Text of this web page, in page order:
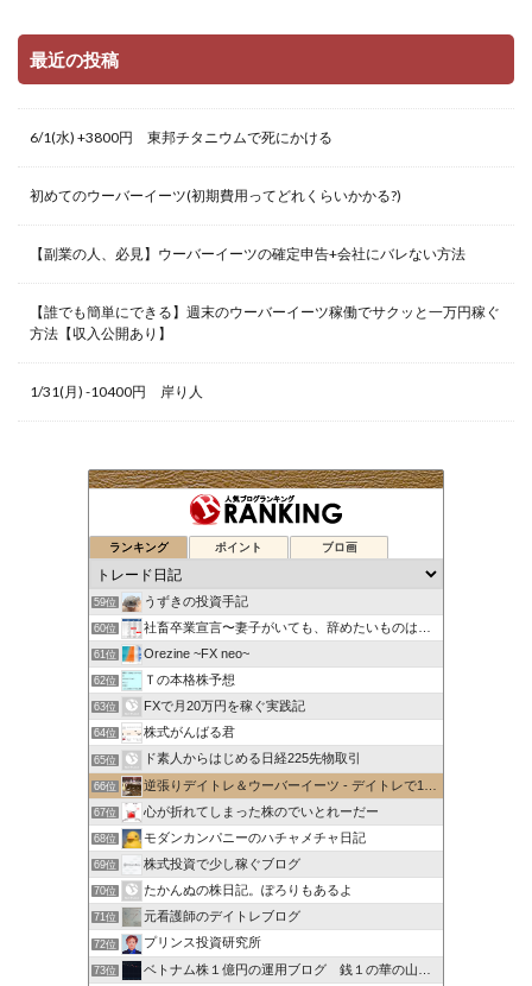
最近の投稿
6/1(水) +3800円 東邦チタニウムで死にかける
初めてのウーバーイーツ(初期費用ってどれくらいかかる?)
【副業の人、必見】ウーバーイーツの確定申告+会社にバレない方法
【誰でも簡単にできる】週末のウーバーイーツ稼働でサクッと一万円稼ぐ
方法【収入公開あり】
1/31(月) -10400円 岸り人
ランキング ポイント ブロ画
59位 うずきの投資手記
60位 社畜卒業宣言〜妻子がいても、辞めたいものは辞めたい！〜
61位 Orezine ~FX neo~
62位 Ｔの本格株予想
63位 FXで月20万円を稼ぐ実践記
64位 株式がんばる君
65位 ド素人からはじめる日経225先物取引
66位 逆張りデイトレ＆ウーバーイーツ - デイトレで1日1万円稼ぐ
67位 心が折れてしまった株のでいとれーだー
68位 モダンカンパニーのハチャメチャ日記
69位 株式投資で少し稼ぐブログ
70位 たかんぬの株日記。ぽろりもあるよ
71位 元看護師のデイトレブログ
72位 プリンス投資研究所
73位
ベトナム株１億円の運用ブログ 銭１の華の山紀行